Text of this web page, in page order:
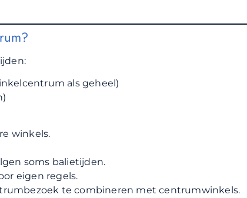
als geheel)
winkels.
soms balietijden.
eigen regels.
te combineren met centrumwinkels.